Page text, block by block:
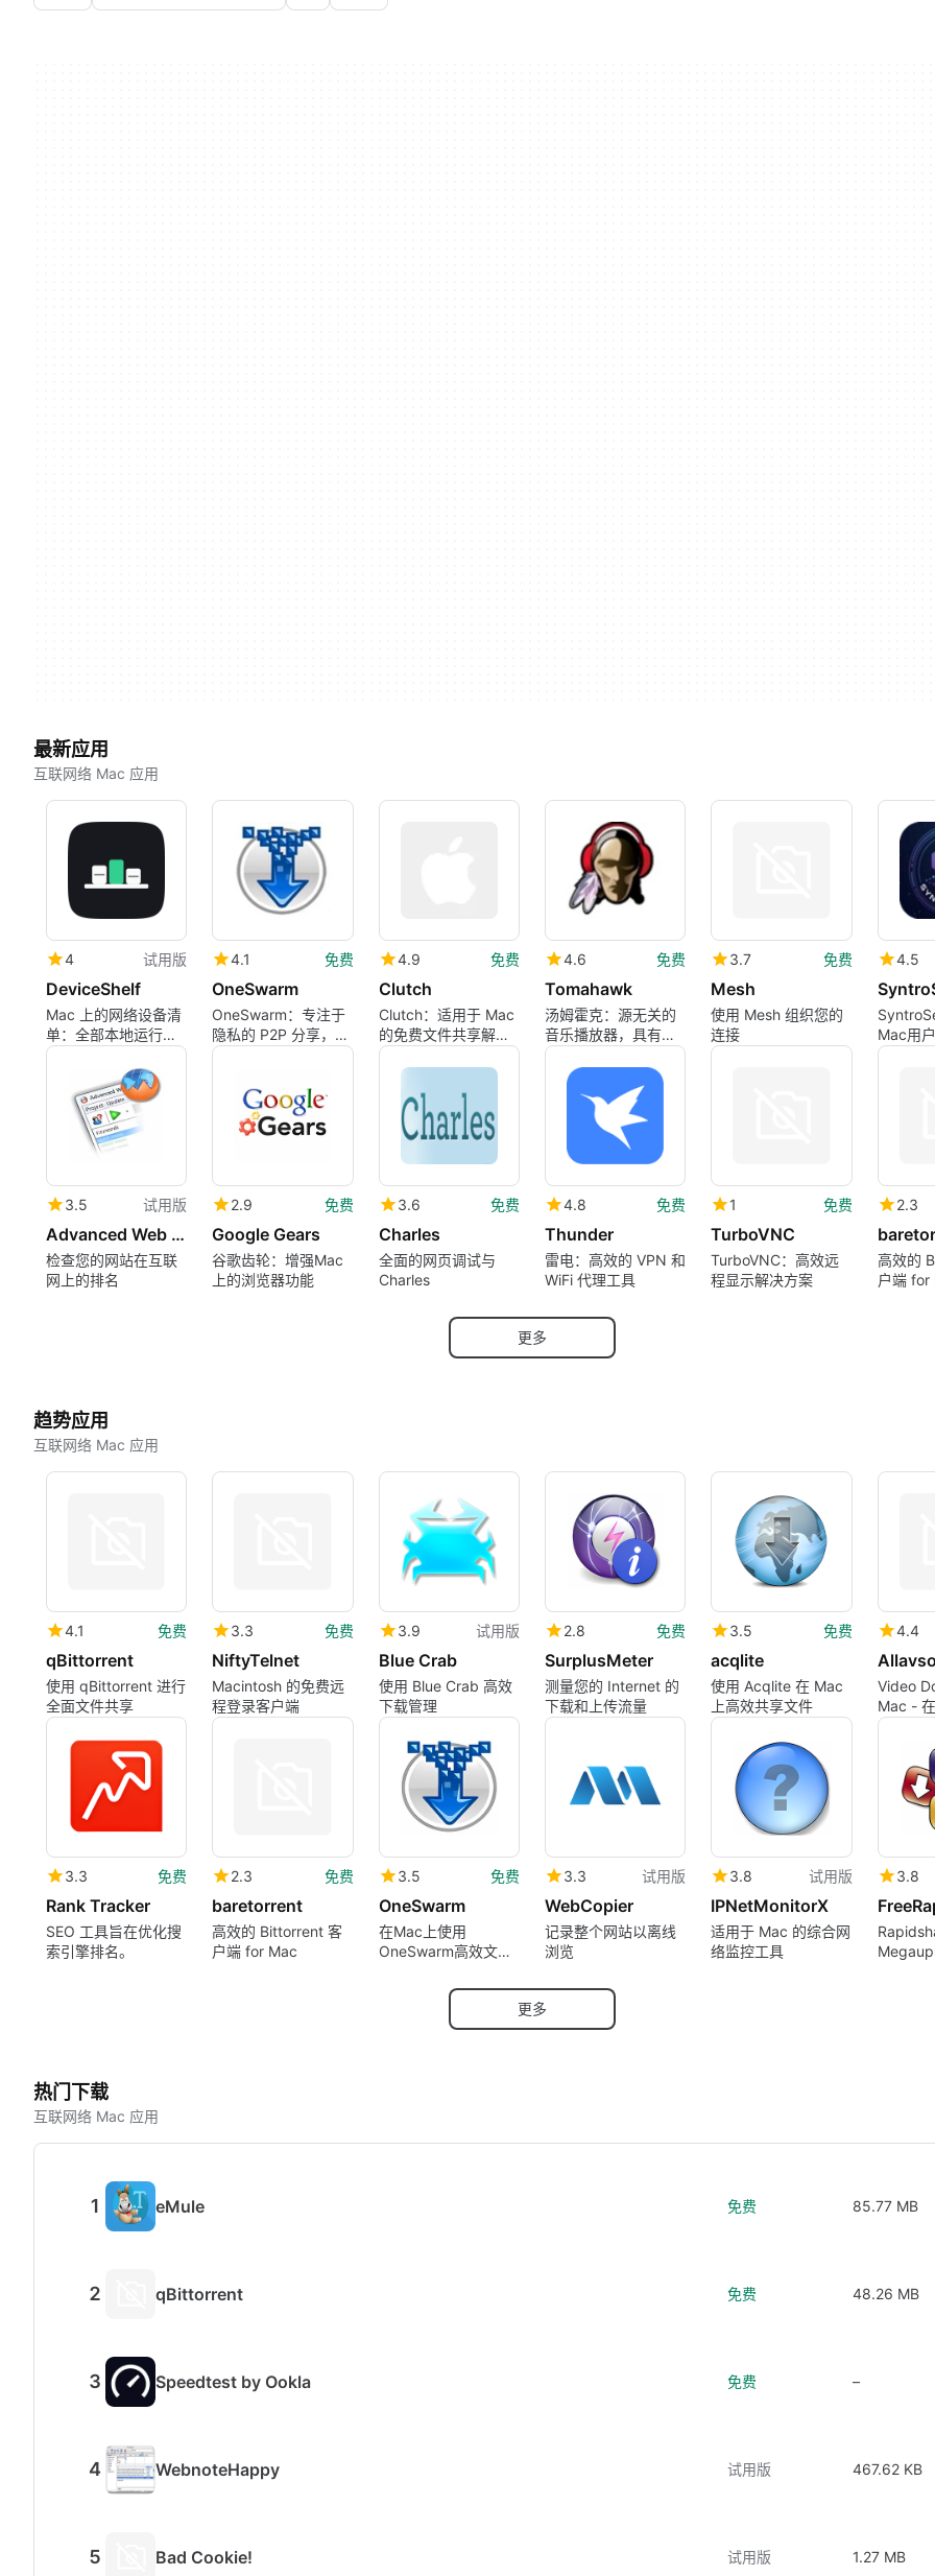
最新应用
互联网络 Mac 应用
4 试用版
DeviceShelf
Mac 上的网络设备清
单：全部本地运行，
无需账号，不上云
4.1 免费
OneSwarm
OneSwarm：专注于
隐私的 P2P 分享，适
用于可信的对等组
4.9 免费
Clutch
Clutch：适用于 Mac
的免费文件共享解决
方案
4.6 免费
Tomahawk
汤姆霍克：源无关的
音乐播放器，具有点
对点共享功能
3.7 免费
Mesh
使用 Mesh 组织您的
连接
4.5
Mac用
P2P文件
3.5 试用版
Advanced Web Ranking
检查您的网站在互联
网上的排名
2.9 免费
Google Gears
谷歌齿轮：增强Mac
上的浏览器功能
3.6 免费
Charles
全面的网页调试与
Charles
4.8 免费
Thunder
雷电：高效的 VPN 和
WiFi 代理工具
1 免费
TurboVNC
TurboVNC：高效远
程显示解决方案
2.3
高效的
户端 for
更多
趋势应用
互联网络 Mac 应用
4.1 免费
qBittorrent
使用 qBittorrent 进行
全面文件共享
3.3 免费
NiftyTelnet
Macintosh 的免费远
程登录客户端
3.9 试用版
Blue Crab
使用 Blue Crab 高效
下载管理
2.8 免费
SurplusMeter
测量您的 Internet 的
下载和上传流量
3.5 免费
acqlite
使用 Acqlite 在 Mac
上高效共享文件
4.4
Video
Mac -
费视频
MOV、
3.3 免费
Rank Tracker
SEO 工具旨在优化搜
索引擎排名。
2.3 免费
baretorrent
高效的 Bittorrent 客
户端 for Mac
3.5 免费
OneSwarm
在Mac上使用
OneSwarm高效文件
3.3 试用版
WebCopier
记录整个网站以离线
浏览
3.8 试用版
IPNetMonitorX
适用于 Mac 的综合网
络监控工具
3.8
更多
热门下载
互联网络 Mac 应用
eMule 免费 85.77 MB
qBittorrent 免费 48.26 MB
Speedtest by Ookla 免费 –
WebnoteHappy 试用版 467.62 KB
Bad Cookie! 试用版 1.27 MB